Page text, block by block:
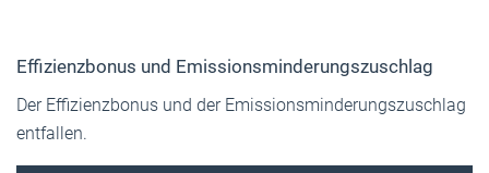
Effizienzbonus und Emissionsminderungszuschlag
Der Effizienzbonus und der Emissionsminderungszuschlag
entfallen.